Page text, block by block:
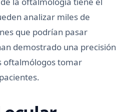
analizar miles de
que podrían pasar
demostrado una precisión
oftalmólogos tomar